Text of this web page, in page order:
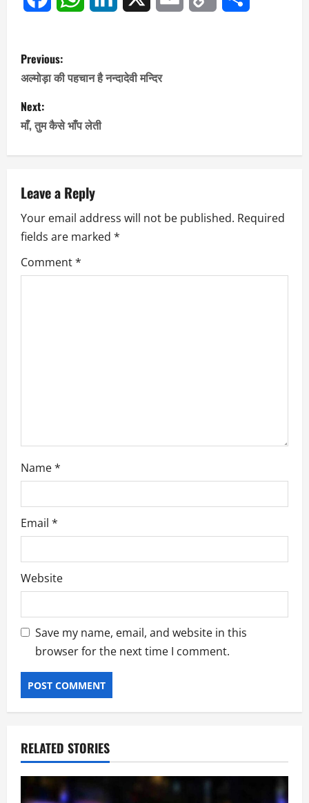
P
o
s
t
a
v
i
g
Previous:
अल्मोड़ा की पहचान है नन्दादेवी मन्दिर
Next:
माँ, तुम कैसे भाँप लेती
Leave a Reply
Your email address will not be published. Required
fields are marked *
Comment*
Name*
Email *
Website
Save my name, email, and website in this
browser for the next time I comment.
RELATED STORIES